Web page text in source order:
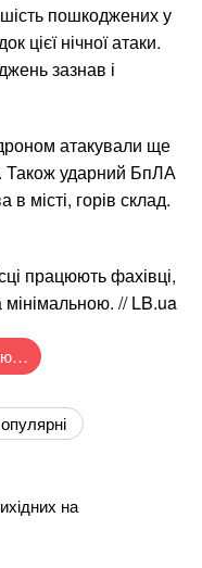
пошкоджених у
цієї нічної атаки.
зазнав і
атакували ще
Також ударний БпЛА
в місті, горів склад.
працюють фахівці,
мінімальною. // LB.ua
на